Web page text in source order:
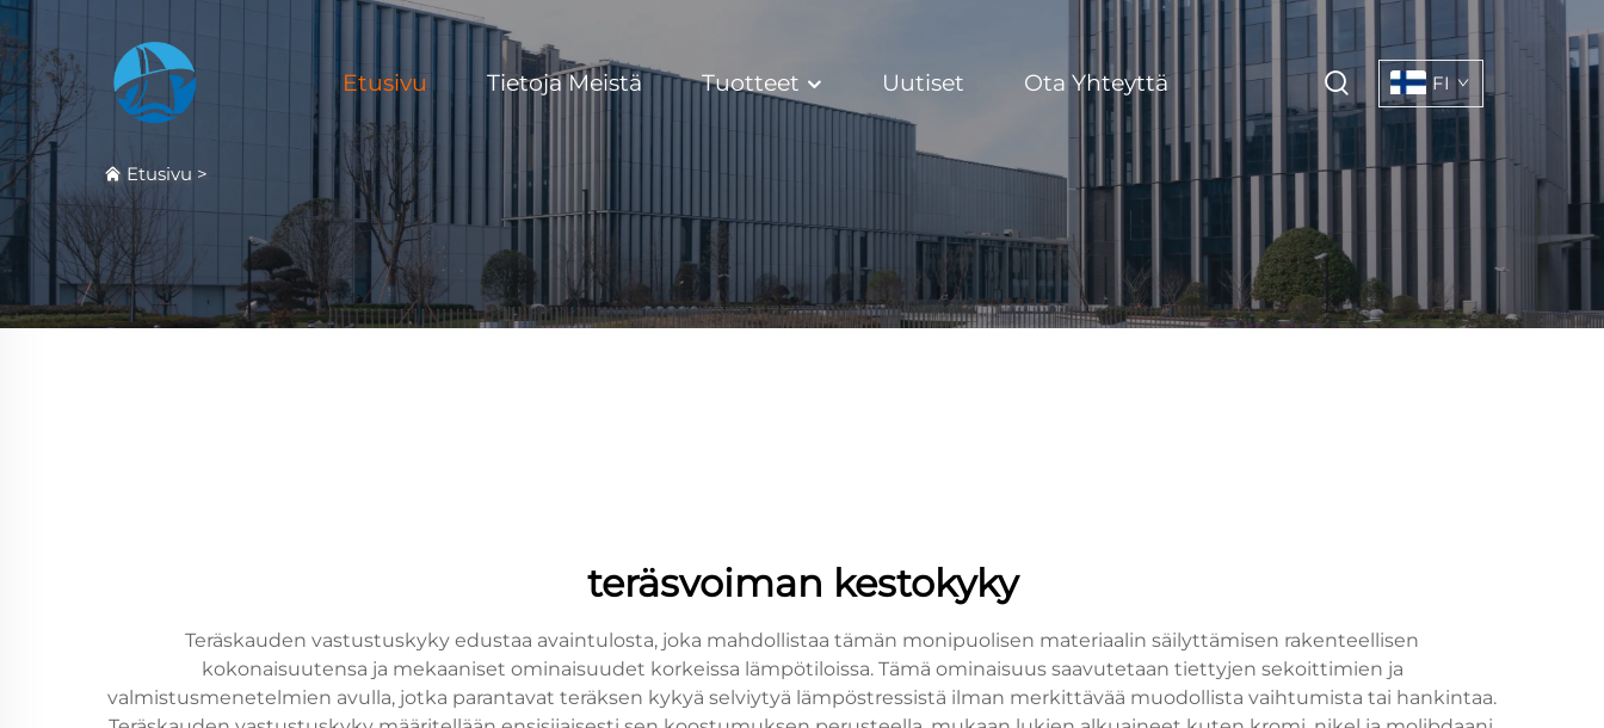
Etusivu Tietoja Meistä Tuotteet Uutiset Ota Yhteyttä FI
Etusivu >
teräsvoiman kestokyky
Teräskauden vastustuskyky edustaa avaintulosta, joka mahdollistaa tämän monipuolisen materiaalin säilyttämisen rakenteellisen
kokonaisuutensa ja mekaaniset ominaisuudet korkeissa lämpötiloissa. Tämä ominaisuus saavutetaan tiettyjen sekoittimien ja
valmistusmenetelmien avulla, jotka parantavat teräksen kykyä selviytyä lämpöstressistä ilman merkittävää muodollista vaihtumista tai hankintaa.